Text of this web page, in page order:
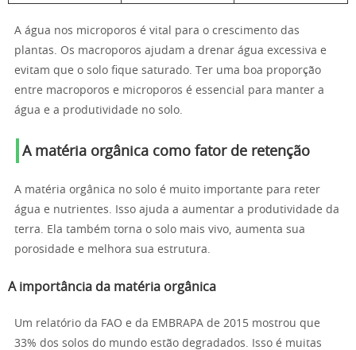
A água nos microporos é vital para o crescimento das
plantas. Os macroporos ajudam a drenar água excessiva e
evitam que o solo fique saturado. Ter uma boa proporção
entre macroporos e microporos é essencial para manter a
água e a produtividade no solo.
A matéria orgânica como fator de retenção
A matéria orgânica no solo é muito importante para reter
água e nutrientes. Isso ajuda a aumentar a produtividade da
terra. Ela também torna o solo mais vivo, aumenta sua
porosidade e melhora sua estrutura.
A importância da matéria orgânica
Um relatório da FAO e da EMBRAPA de 2015 mostrou que
33% dos solos do mundo estão degradados. Isso é muitas